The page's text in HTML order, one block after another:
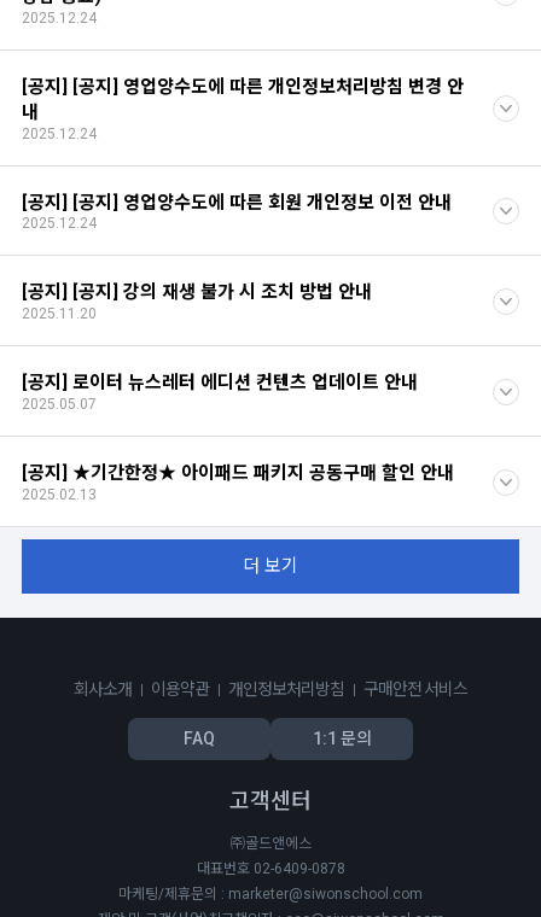
2025.12.24
[공지] [공지] 영업양수도에 따른 개인정보처리방침 변경 안
내
2025.12.24
[공지] [공지] 영업양수도에 따른 회원 개인정보 이전 안내
2025.12.24
[공지] [공지] 강의 재생 불가 시 조치 방법 안내
2025.11.20
[공지] 로이터 뉴스레터 에디션 컨텐츠 업데이트 안내
2025.05.07
[공지] ★기간한정★ 아이패드 패키지 공동구매 할인 안내
2025.02.13
더 보기
회사소개 이용약관 개인정보처리방침 구매안전 서비스
FAQ 1:1 문의
고객센터
㈜골드앤에스
대표번호 02-6409-0878
마케팅/제휴문의 : marketer@siwonschool.com